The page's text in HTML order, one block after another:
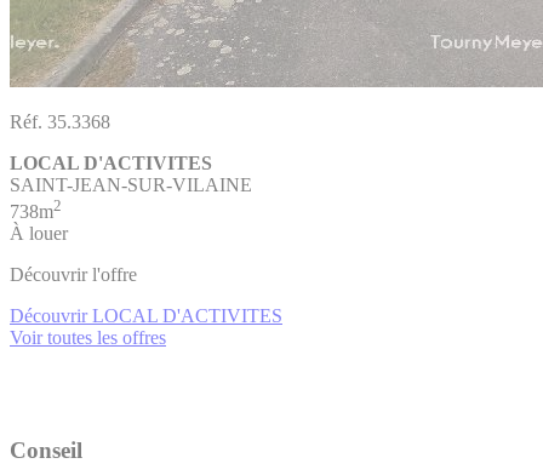
Réf. 35.3368
LOCAL D'ACTIVITES
SAINT-JEAN-SUR-VILAINE
738m2
À louer
Découvrir l'offre
Découvrir LOCAL D'ACTIVITES
Voir toutes les offres
Conseil